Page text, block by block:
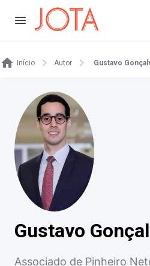
Início Autor Gustavo
Gustavo
Associado de Pinheiro